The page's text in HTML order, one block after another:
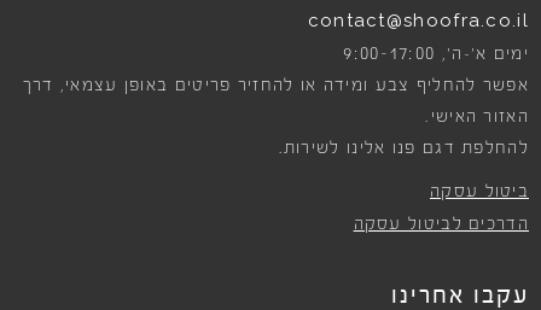
contact@shoofra.co.il
ימים א׳-ה׳, 9:00-17:00
אפשר להחליף צבע ומידה או להחזיר פריטים באופן עצמאי, דרך
האזור האישי.
להחלפת דגם פנו אלינו לשירות.
ביטול עסקה
הדרכים לביטול עסקה
עקבו אחרינו